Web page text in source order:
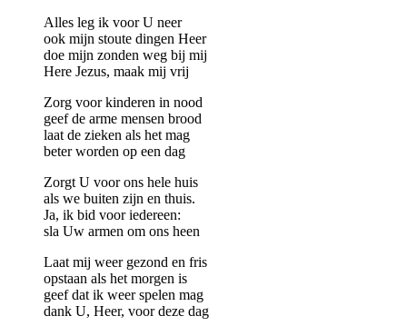
Alles leg ik voor U neer
ook mijn stoute dingen Heer
doe mijn zonden weg bij mij
Here Jezus, maak mij vrij
Zorg voor kinderen in nood
geef de arme mensen brood
laat de zieken als het mag
beter worden op een dag
Zorgt U voor ons hele huis
als we buiten zijn en thuis.
Ja, ik bid voor iedereen:
sla Uw armen om ons heen
Laat mij weer gezond en fris
opstaan als het morgen is
geef dat ik weer spelen mag
dank U, Heer, voor deze dag